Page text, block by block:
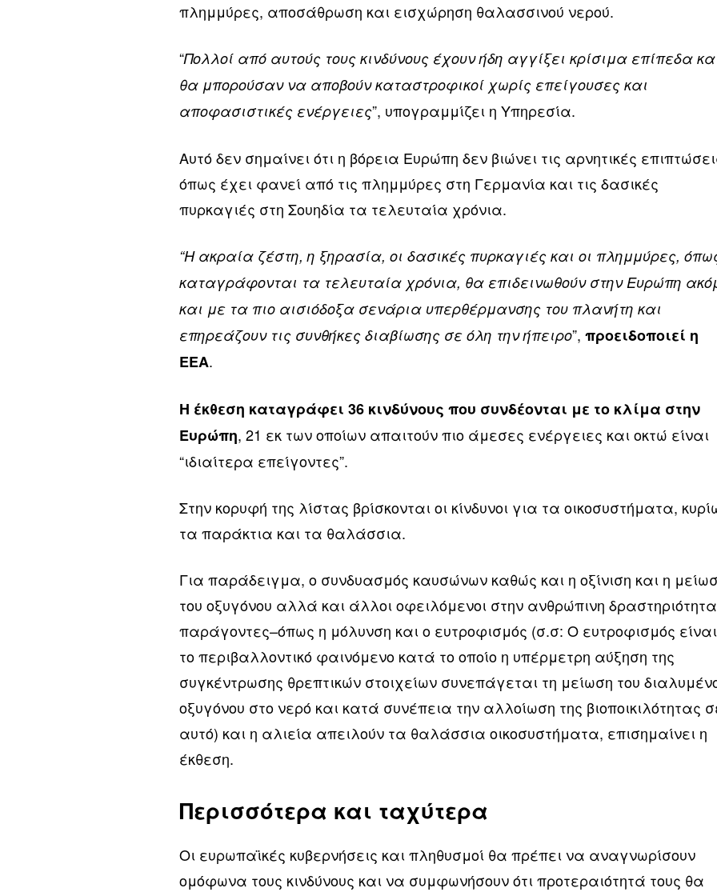
πλημμύρες, αποσάθρωση και εισχώρηση θαλασσινού νερού.
“Πολλοί από αυτούς τους κινδύνους έχουν ήδη αγγίξει κρίσιμα επίπεδα
θα μπορούσαν να αποβούν καταστροφικοί χωρίς επείγουσες και
αποφασιστικές ενέργειες”, υπογραμμίζει η Υπηρεσία.
Αυτό δεν σημαίνει ότι η βόρεια Ευρώπη δεν βιώνει τις αρνητικές
όπως έχει φανεί από τις πλημμύρες στη Γερμανία και τις δασικές
πυρκαγιές στη Σουηδία τα τελευταία χρόνια.
“Η ακραία ζέστη, η ξηρασία, οι δασικές πυρκαγιές και οι πλημμύρες,
καταγράφονται τα τελευταία χρόνια, θα επιδεινωθούν στην Ευρώπη
και με τα πιο αισιόδοξα σενάρια υπερθέρμανσης του πλανήτη και
επηρεάζουν τις συνθήκες διαβίωσης σε όλη την ήπειρο”,προειδοποιεί η
ΕΕΑ.
Η έκθεση καταγράφει 36 κινδύνους που συνδέονται με το κλίμα στην
Ευρώπη, 21 εκ των οποίων απαιτούν πιο άμεσες ενέργειες και οκτώ είναι
“ιδιαίτερα επείγοντες”.
Στην κορυφή της λίστας βρίσκονται οι κίνδυνοι για τα οικοσυστήματα,
τα παράκτια και τα θαλάσσια.
Για παράδειγμα, ο συνδυασμός καυσώνων καθώς και η οξίνιση και η
του οξυγόνου αλλά και άλλοι οφειλόμενοι στην ανθρώπινη δραστηριότητα
παράγοντες–όπως η μόλυνση και ο ευτροφισμός (σ.σ: Ο ευτροφισμός είναι
το περιβαλλοντικό φαινόμενο κατά το οποίο η υπέρμετρη αύξηση της
συγκέντρωσης θρεπτικών στοιχείων συνεπάγεται τη μείωση του
οξυγόνου στο νερό και κατά συνέπεια την αλλοίωση της βιοποικιλότητας
αυτό) και η αλιεία απειλούν τα θαλάσσια οικοσυστήματα, επισημαίνει η
έκθεση.
Περισσότερα και ταχύτερα
Οι ευρωπαϊκές κυβερνήσεις και πληθυσμοί θα πρέπει να αναγνωρίσουν
ομόφωνα τους κινδύνους και να συμφωνήσουν ότι προτεραιότητά τους θα